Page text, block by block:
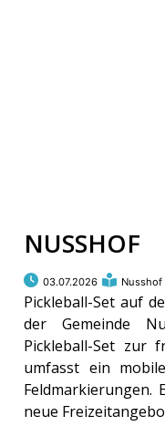
NUSSHOF
03.07.2026 Nusshof
Pickleball-Set auf
der Gemeinde
Pickleball-Set zur
umfasst ein
Feldmarkierungen.
neue